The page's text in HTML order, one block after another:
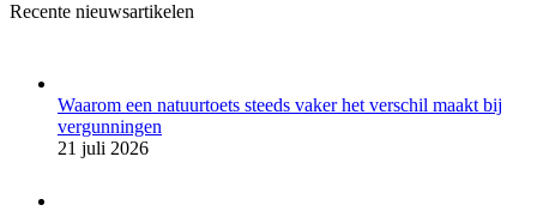
Recente nieuwsartikelen
Waarom een natuurtoets steeds vaker het verschil maakt bij
vergunningen
21 juli 2026